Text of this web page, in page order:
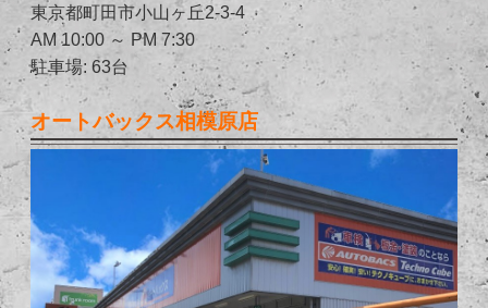
東京都町田市小山ヶ丘2-3-4
AM 10:00 ～ PM 7:30
駐車場: 63台
オートバックス相模原店